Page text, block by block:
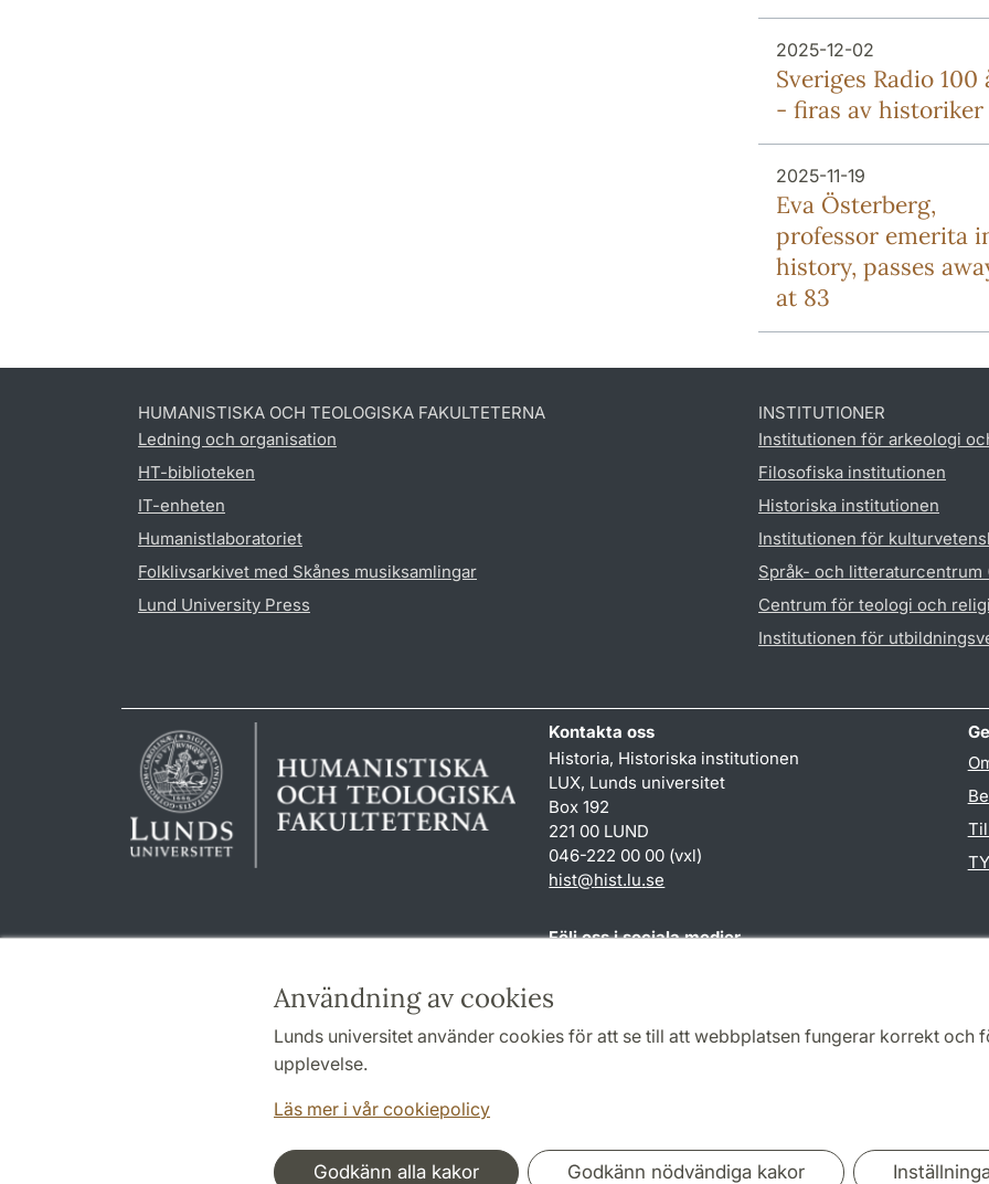
Användning av cookies
Lunds universitet använder cookies för att se till att webbplatsen fungerar korrekt och
upplevelse.
Läs mer i vår cookiepolicy
Godkänn alla kakor Godkänn nödvändiga kakor
2025-12-02
Sveriges Radio 100
- firas av historiker
2025-11-19
Eva Österberg,
professor emerita
history, passes
at 83
HUMANISTISKA OCH TEOLOGISKA FAKULTETERNA
Ledning och organisation
HT-biblioteken
IT-enheten
Humanistlaboratoriet
Folklivsarkivet med Skånes musiksamlingar
Lund University Press
INSTITUTIONER
Institutionen för arkeologi
Filosofiska institutionen
Historiska institutionen
Institutionen för
Språk- och litteraturcentrum
Centrum för teologi och
Institutionen för
Kontakta oss
Historia, Historiska institutionen
LUX, Lunds universitet
Box 192
221 00 LUND
046-222 00 00 (vxl)
hist@hist.lu.se
Följ oss i sociala medier